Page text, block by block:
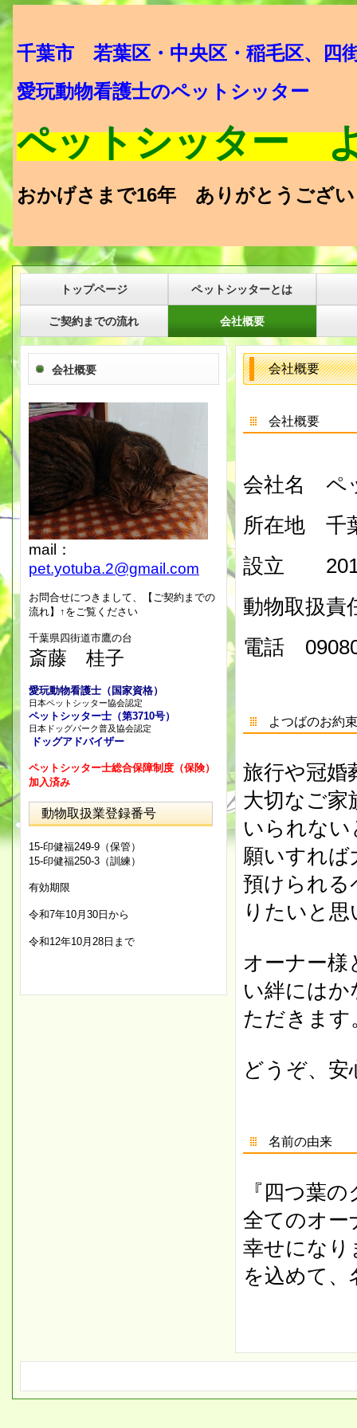
千葉市 若葉区・中央区・稲毛区、四
愛玩動物看護士のペットシッター
ペットシッター
おかげさまで16年 ありがとうござ
トップページ ペットシッターとは
ご契約までの流れ 会社概要
会社概要
会社概要
会社名 ペ
所在地 千
設立
動物取扱
電話
よつばのお約束
旅行や冠婚
大切なご家
いられな
願いすれば
預けられる
りたいと
オーナー様
い絆にはか
ただきます
どうぞ、
名前の由来
『 四つ葉
全てのオー
幸せにな
を込めて、
会社概要
mail：
pet.yotuba.2@gmail.com
お問合せにつきまして、【ご契約までの
流れ】↑をご覧ください
千葉県四街道市鷹の台
斎藤 桂子
愛玩動物看護士（国家資格）
日本ペットシッター協会認定
ペットシッター士（第3710号）
日本ドッグパーク普及協会認定
ドッグアドバイザー
ペットシッター士総合保障制度（保険）
加入済み
動物取扱業登録番号
15-印健福249-9（保管）
15-印健福250-3（訓練）
有効期限
令和7年10月30日から
令和12年10月28日まで